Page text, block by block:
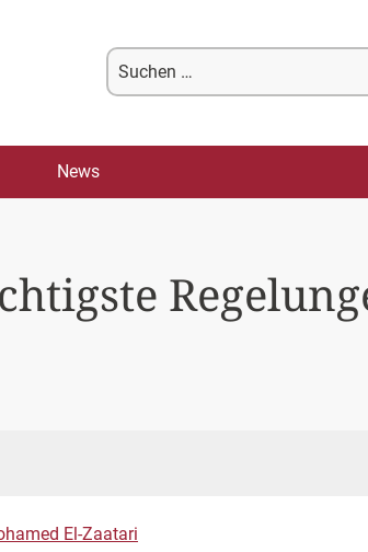
Suchen
nach:
News
El-Zaatari